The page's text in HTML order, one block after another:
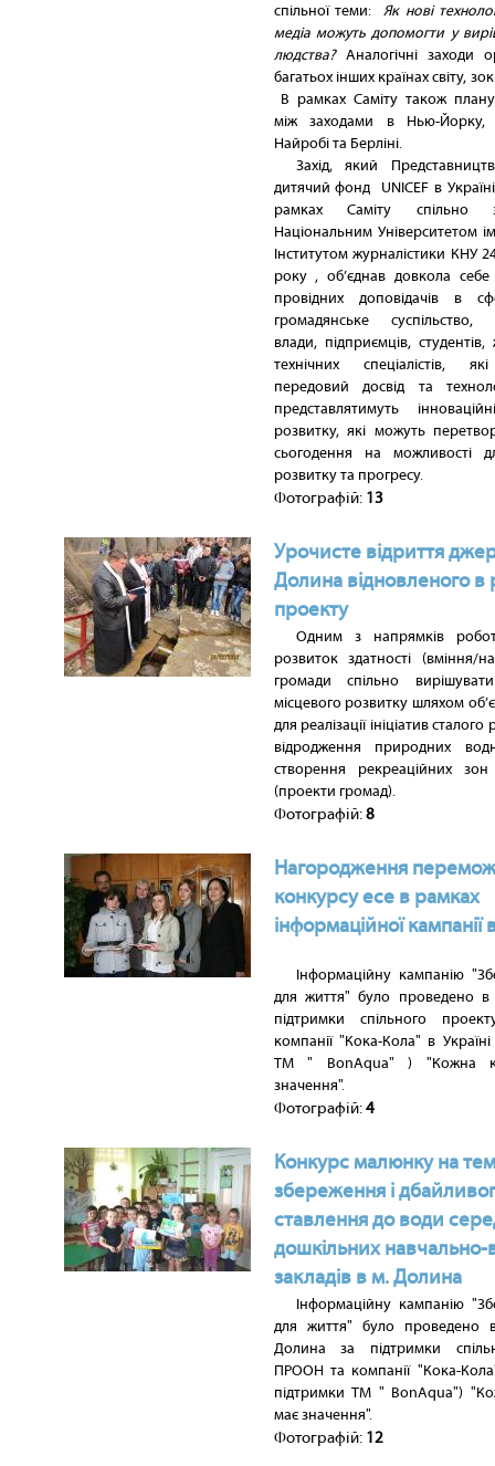
спільної теми:Як нові
медіа можуть допомогти у
людства?Аналогічні заходи
багатьох інших країнах світу,
В рамках Саміту також
між заходами в Нью-Йорку,
Найробі та Берліні.
Захід, який
дитячий фонд UNICEF в
рамках Саміту спільно
Національним Університетом
Інститутом журналістики КНУ
року , об’єднав довкола себе
провідних доповідачів в
громадянське суспільство,
влади, підприємців, студентів,
технічних спеціалістів,
передовий досвід та
представлятимуть
розвитку, які можуть
сьогодення на можливості
розвитку та прогресу.
Фотографій: 13
Урочисте відриття
Долина відновленого в
проекту
Одним з напрямків
розвиток здатності (вміння/
громади спільно
місцевого розвитку шляхом
для реалізації ініціатив
відродження природних
створення рекреаційних
(проекти громад).
Фотографій:8
Нагородження
конкурсу есе в рамках
інформаційної кампанії
Інформаційну кампанію
для життя" було проведено
підтримки спільного
компанії "Кока-Кола" в
ТМ " BonAqua" ) "Кожна
значення".
Фотографій:4
Конкурс малюнку на
збереження і
ставлення до води
дошкільних
закладів в м. Долина
Інформаційну кампанію
для життя" було
Долина за підтримки
ПРООН та компанії "Кока-
підтримки ТМ " BonAqua")
має значення".
Фотографій: 12